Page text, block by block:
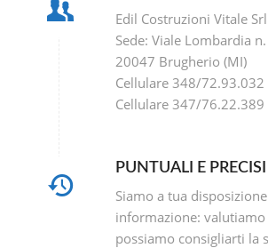
Edil Costruzioni Vitale Srl
Sede: Viale Lombardia
20047 Brugherio (MI)
Cellulare 348/72.93.032
Cellulare 347/76.22.389
PUNTUALI E PRECISI
Siamo a tua
informazione:
possiamo consigliarti la